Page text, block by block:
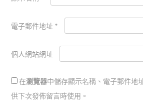
電子郵件地址 *
個人網站網址
在瀏覽器中儲存顯示名稱、電子郵件地
供下次發佈留言時使用。